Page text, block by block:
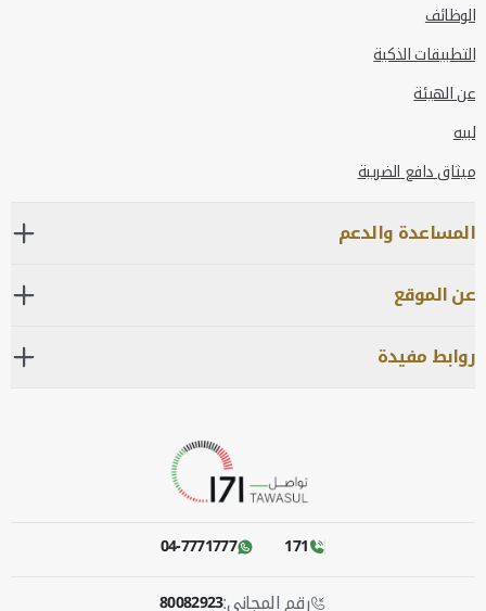
الوظائف
التطبيقات الذكية
عن الهيئة
لبيه
ميثاق دافع الضريبة
المساعدة والدعم
عن الموقع
روابط مفيدة
171
04-7771777
رقم المجاني:80082923